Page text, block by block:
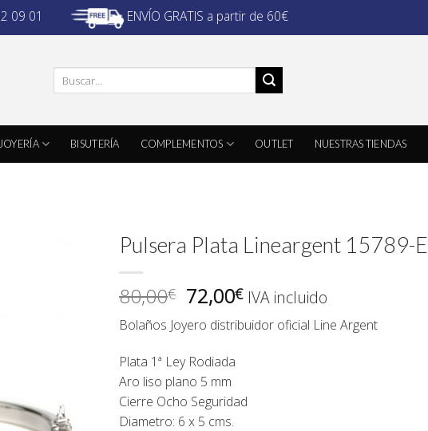
09 01 ENVÍO GRATIS a partir de 60€
por:
JOYERÍA BISUTERÍA COMPLEMENTOS OUTLET NUESTRAS TIENDAS
Pulsera Plata Lineargent 15789-E
80,00€ El
precio
original
era:
80,00€.
72,00€El
precio
actual
IVA incluido
Bolaños Joyero distribuidor oficial Line Argent
Plata 1ª Ley Rodiada
Aro liso plano 5 mm
Cierre Ocho Seguridad
Diametro: 6 x 5 cms.